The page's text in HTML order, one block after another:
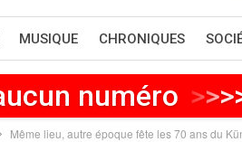
MUSIQUE CHRONIQUES
numéro
> >>>
Même lieu, autre époque fête les 70 ans du